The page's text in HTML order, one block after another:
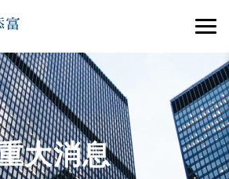
大消息